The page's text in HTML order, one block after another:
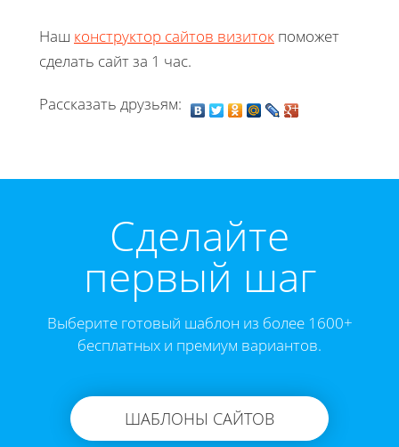
Наш конструктор сайтов визиток поможет
сделать сайт за 1 час.
Рассказать друзьям:
Cделайте
первый шаг
Выберите готовый шаблон из более 1600+
бесплатных и премиум вариантов.
ШАБЛОНЫ САЙТОВ